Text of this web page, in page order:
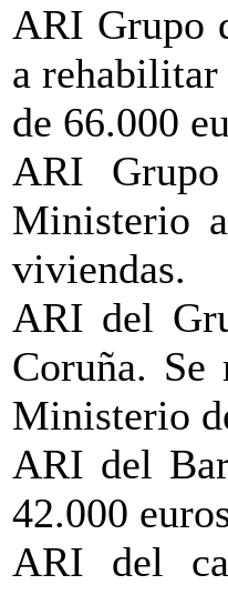
ARI Grupo
a
de 66.000
ARI
Ministerio
viviendas.
ARI del
Coruña.
Ministerio
ARI del
42.000
ARI del